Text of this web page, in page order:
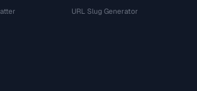
URL Slug Generator